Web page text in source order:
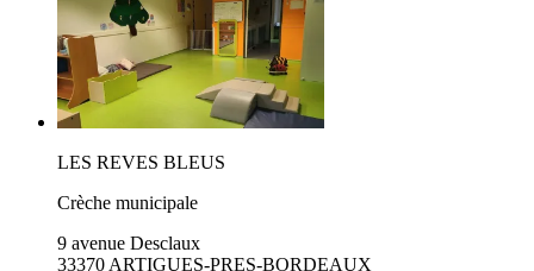
LES REVES BLEUS
Crèche municipale
9 avenue Desclaux
33370 ARTIGUES-PRES-BORDEAUX